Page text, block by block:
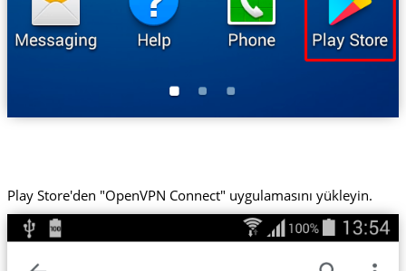
Play Store'den "OpenVPN Connect" uygulamasını yükleyin.